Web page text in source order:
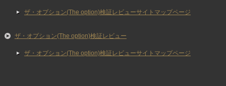
ザ・オプション(The option)検証レビューサイトマップページ
ザ・オプション(The option)検証レビュー
ザ・オプション(The option)検証レビューサイトマップページ